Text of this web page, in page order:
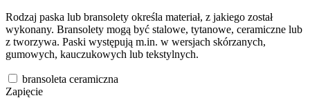
Rodzaj paska lub bransolety określa materiał, z jakiego został
wykonany. Bransolety mogą być stalowe, tytanowe, ceramiczne lub
z tworzywa. Paski występują m.in. w wersjach skórzanych,
gumowych, kauczukowych lub tekstylnych.
bransoleta ceramiczna
Zapięcie